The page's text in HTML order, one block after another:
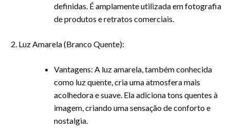
definidas. É amplamente utilizada em fotografia
de produtos e retratos comerciais.
Luz Amarela (Branco Quente):
Vantagens: A luz amarela, também conhecida
como luz quente, cria uma atmosfera mais
acolhedora e suave. Ela adiciona tons quentes à
imagem, criando uma sensação de conforto e
nostalgia.